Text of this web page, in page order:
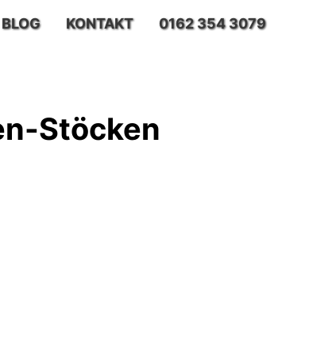
BLOG KONTAKT 0162 354 3079
Stöcken